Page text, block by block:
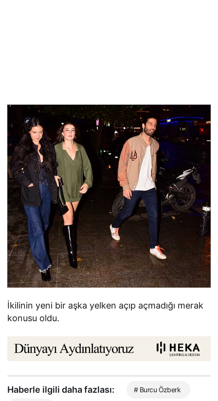
İkilinin yeni bir aşka yelken açıp açmadığı merak
konusu oldu.
Haberle ilgili daha fazlası: # Burcu Özberk